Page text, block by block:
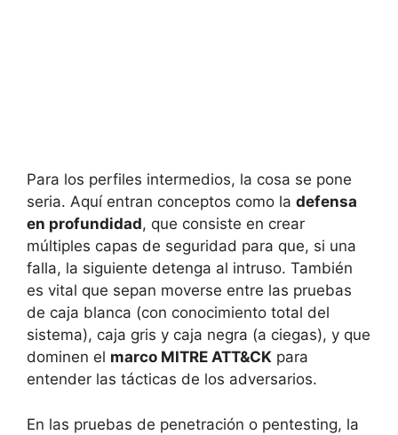
Para los perfiles intermedios, la cosa se pone
seria. Aquí entran conceptos como la defensa
en profundidad, que consiste en crear
múltiples capas de seguridad para que, si una
falla, la siguiente detenga al intruso. También
es vital que sepan moverse entre las pruebas
de caja blanca (con conocimiento total del
sistema), caja gris y caja negra (a ciegas), y que
dominen el marco MITRE ATT&CK para
entender las tácticas de los adversarios.
En las pruebas de penetración o pentesting, la